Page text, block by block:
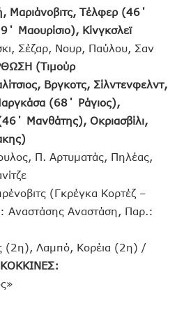
Μαριάνοβιτς, Τέλφερ (46΄
Μαουρίσιο), Κίνγκσλεϊ
Σέζαρ, Νουρ, Παύλου, Σαν
(Τιμούρ
Βργκοτς, Σίλντενφελντ,
(68΄ Ράγιος),
Μανθάτης), Οκριασβίλι,
Π. Αρτυματάς, Πηλέας,
(Γκρέγκα Κορτέζ –
: Αναστάσης Αναστάση, Παρ.:
(2η), Λαμπό, Κορέια (2η) /
ΚΟΚΚΙΝΕΣ: